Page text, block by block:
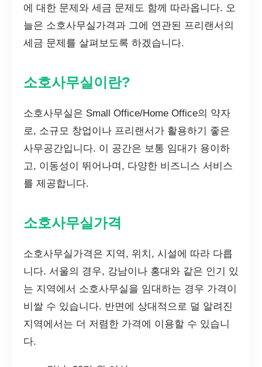
에 대한 문제와 세금 문제도 함께 따라옵니다. 오
늘은 소호사무실가격과 그에 연관된 프리랜서의
세금 문제를 살펴보도록 하겠습니다.
소호사무실이란?
소호사무실은 Small Office/Home Office의 약자
로, 소규모 창업이나 프리랜서가 활용하기 좋은
사무공간입니다. 이 공간은 보통 임대가 용이하
고, 이동성이 뛰어나며, 다양한 비즈니스 서비스
를 제공합니다.
소호사무실가격
소호사무실가격은 지역, 위치, 시설에 따라 다릅
니다. 서울의 경우, 강남이나 홍대와 같은 인기 있
는 지역에서 소호사무실을 임대하는 경우 가격이
비쌀 수 있습니다. 반면에 상대적으로 덜 알려진
지역에서는 더 저렴한 가격에 이용할 수 있습니
다.